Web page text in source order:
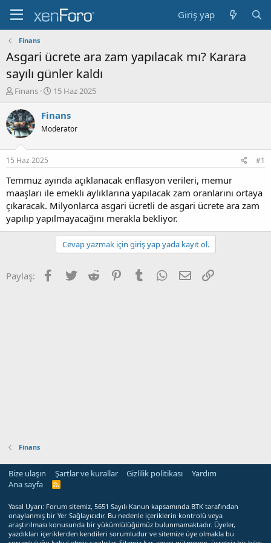
Giriş yap
Finans
Asgari ücrete ara zam yapılacak mı? Karara
sayılı günler kaldı
K
n
b
u
u
b
a
l
a
t
a
Finans
B
ş
a
ç
a
r
i
h
15 Haz 2025
Finans
Moderator
15 Haz 2025 #1
Temmuz ayında açıklanacak enflasyon verileri, memur
maaşları ile emekli aylıklarına yapılacak zam oranlarını ortaya
çıkaracak. Milyonlarca asgari ücretli de asgari ücrete ara zam
yapılıp yapılmayacağını merakla bekliyor.
Cevap yazmak için giriş yap yada kayıt ol.
Paylaş: Facebook
Twitter Reddit PinterestTumblr WhatsApp
E-posta
Finans
Bize ulaşın Şartlar ve kurallar Gizlilik politikası
Yardım
Ana sayfa
R
Yasal Uyarı: Forum sitemiz, 5651 Sayılı Kanun kapsamında BTK tarafından
onaylanmış bir Yer Sağlayıcıdır. Bu nedenle içeriklerin kontrolü veya
araştırılması konusunda bir yükümlülüğümüz bulunmamaktadır. Üyeler,
yazdıkları içeriklerden kendileri sorumludur ve sitemize üye olmakla bu